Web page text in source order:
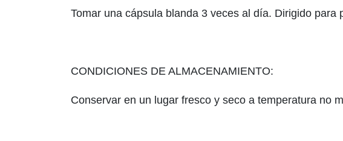
Tomar una cápsula blanda 3 veces al día. Dirigido para
CONDICIONES DE ALMACENAMIENTO:
Conservar en un lugar fresco y seco a temperatura no